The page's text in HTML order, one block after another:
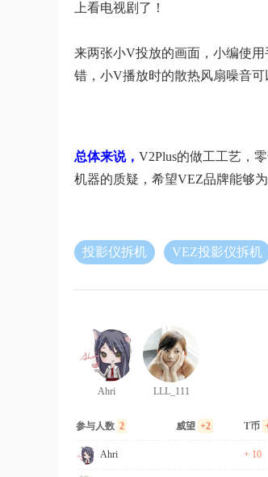
上看电视剧了！
来两张小V投放的画面，小编使
错，小V播放时的散热风扇噪音
总体来说， V2Plus的做工工艺，
机器的质疑，希望VEZ品牌能够
投影仪拆机 VEZ投影仪拆机
Ahri LLL_111
参与人数 2 威望 +2 T币
Ahri + 10